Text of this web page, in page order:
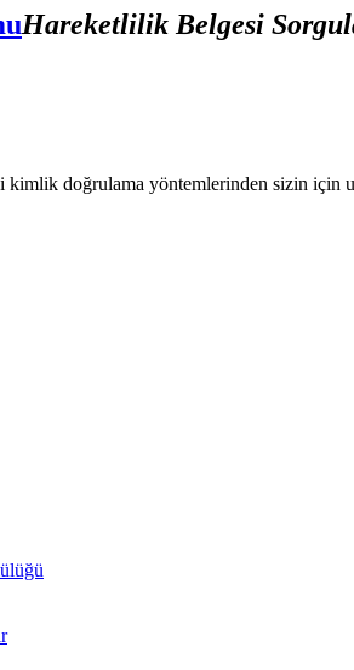
Hareketlilik Belgesi
kimlik doğrulama yöntemlerinden sizin için